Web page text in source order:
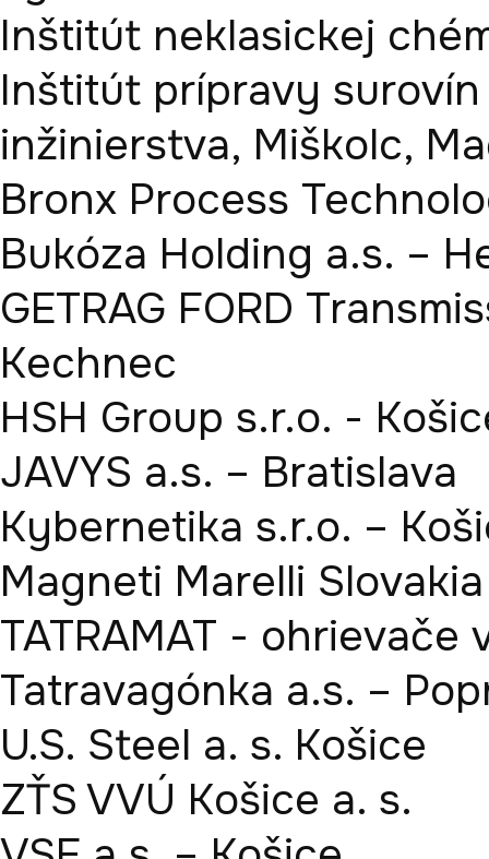
Inštitút neklasickej
Inštitút prípravy
inžinierstva, Miškolc,
Bronx Process
Bukóza Holding a.s. –
GETRAG FORD
Kechnec
HSH Group s.r.o. -
JAVYS a.s. – Bratislava
Kybernetika s.r.o. –
Magneti Marelli
TATRAMAT - ohrievače
Tatravagónka a.s. –
U.S. Steel a. s. Košice
ZŤS VVÚ Košice a. s.